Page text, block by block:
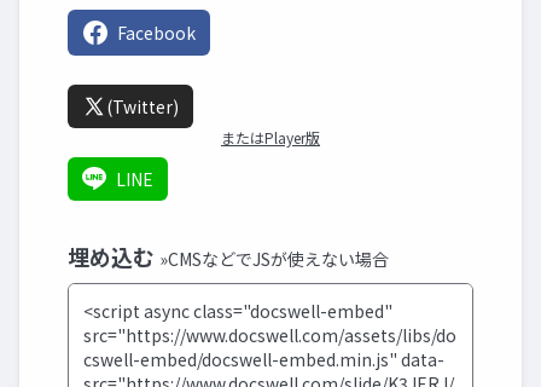
Facebook
(Twitter)
またはPlayer版
LINE
埋め込む »CMSなどでJSが使えない場合